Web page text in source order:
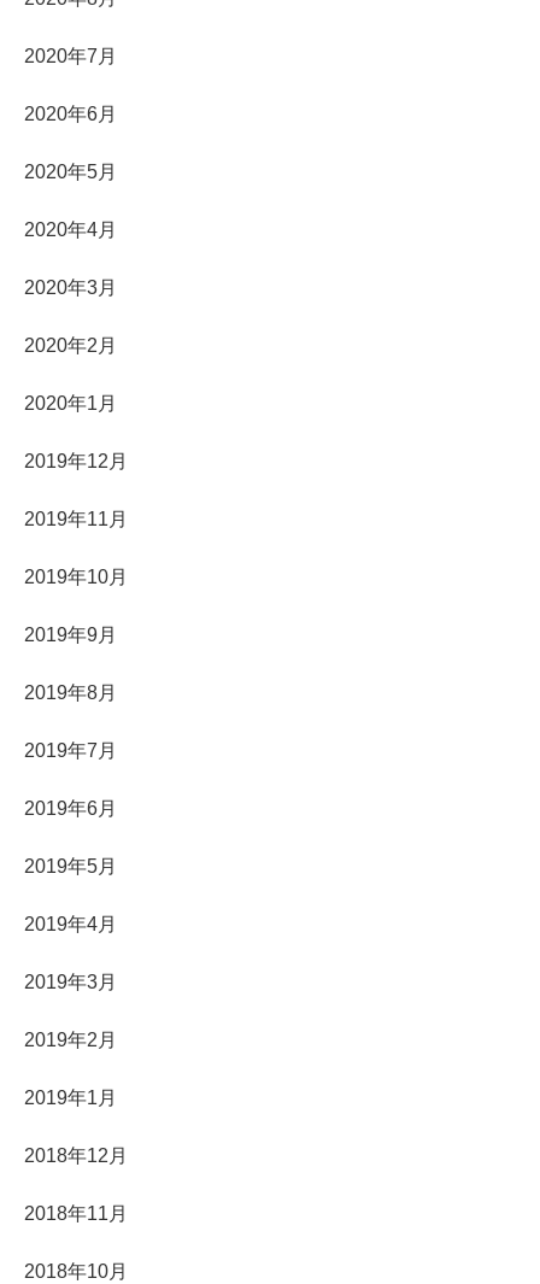
2020年7月
2020年6月
2020年5月
2020年4月
2020年3月
2020年2月
2020年1月
2019年12月
2019年11月
2019年10月
2019年9月
2019年8月
2019年7月
2019年6月
2019年5月
2019年4月
2019年3月
2019年2月
2019年1月
2018年12月
2018年11月
2018年10月